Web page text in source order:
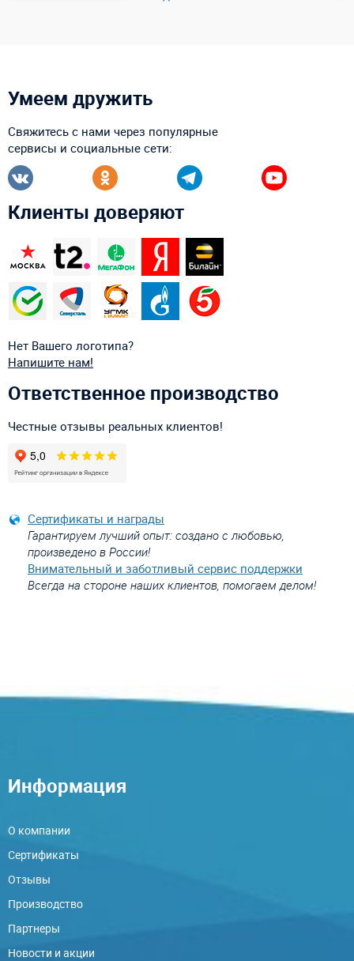
Умеем дружить
Свяжитесь с нами через популярные
сервисы и социальные сети:
Клиенты доверяют
Нет Вашего логотипа?
Напишите нам!
Ответственное производство
Честные отзывы реальных клиентов!
Сертификаты и награды
Гарантируем лучший опыт: создано с любовью,
произведено в России!
Внимательный и заботливый сервис поддержки
Всегда на стороне наших клиентов, помогаем делом!
Информация
О компании
Сертификаты
Отзывы
Производство
Партнеры
Новости и акции